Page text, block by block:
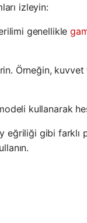
izleyin:
genellikle
Örneğin,
kullanarak
eğriliği gibi farklı